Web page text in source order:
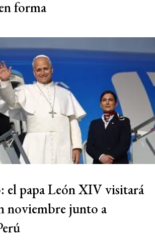
forma
el papa León XIV visitará
noviembre junto a